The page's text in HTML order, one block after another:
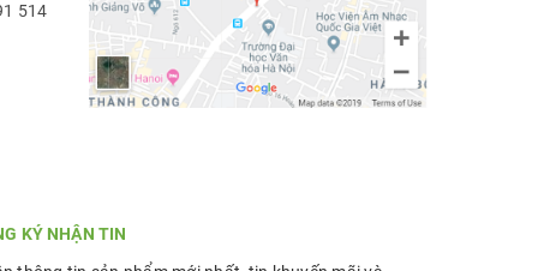
514
KÝ NHẬN TIN